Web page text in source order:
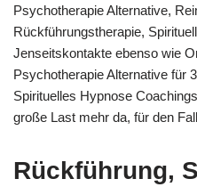
Psychotherapie Alternative,
Rückführungstherapie,
Jenseitskontakte ebenso wie
Psychotherapie Alternative für
Spirituelles Hypnose
große Last mehr da, für den
Rückführung,